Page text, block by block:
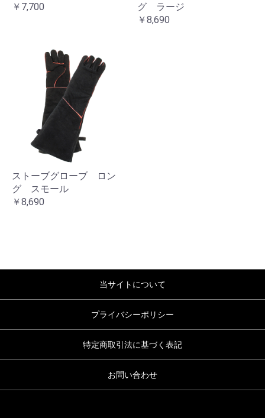
￥7,700
グ ラージ
￥8,690
ストーブグローブ ロン
グ スモール
￥8,690
当サイトについて
プライバシーポリシー
特定商取引法に基づく表記
お問い合わせ